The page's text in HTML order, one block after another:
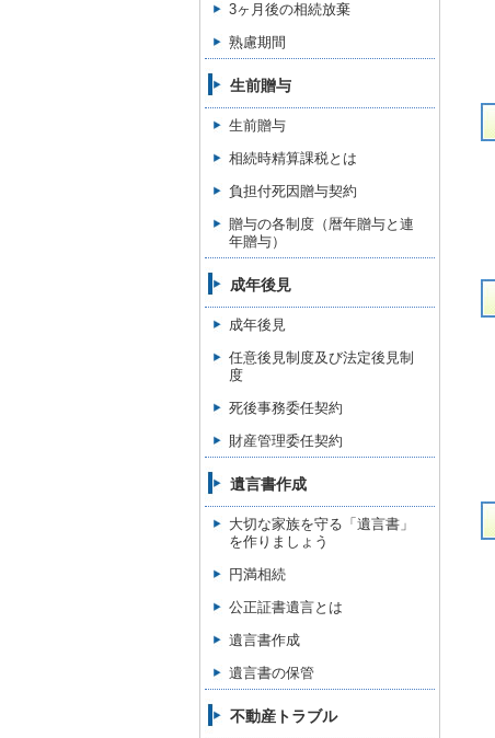
3ヶ月後の相続放棄
熟慮期間
生前贈与
生前贈与
相続時精算課税とは
負担付死因贈与契約
贈与の各制度（暦年贈与と連
年贈与）
成年後見
成年後見
任意後見制度及び法定後見制
度
死後事務委任契約
財産管理委任契約
遺言書作成
大切な家族を守る「遺言書」
を作りましょう
円満相続
公正証書遺言とは
遺言書作成
遺言書の保管
不動産トラブル